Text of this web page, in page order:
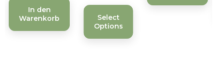
In den
Warenkorb
Select
Options